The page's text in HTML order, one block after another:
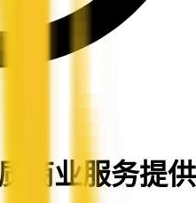
商业服务提供